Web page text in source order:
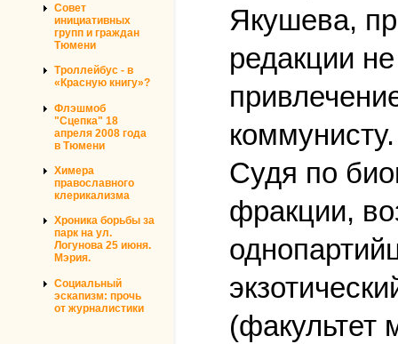
Совет
инициативных
групп и граждан
Тюмени
Троллейбус - в
«Красную книгу»?
Флэшмоб
"Сцепка" 18
апреля 2008 года
в Тюмени
Химера
православного
клерикализма
Хроника борьбы за
парк на ул.
Логунова 25 июня.
Мэрия.
Социальный
эскапизм: прочь
от журналистики
Якушева,
редакции
коммунисту.
Судя по
фракции,